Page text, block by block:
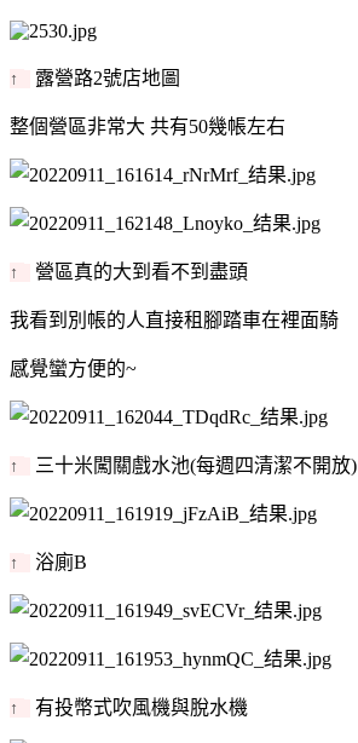
↑ 露營路2號店地圖
整個營區非常大 共有50幾帳左右
↑ 營區真的大到看不到盡頭
我看到別帳的人直接租腳踏車在裡面騎
感覺蠻方便的~
↑ 三十米闖關戲水池(每週四清潔不開放)
↑ 浴廁B
↑ 有投幣式吹風機與脫水機